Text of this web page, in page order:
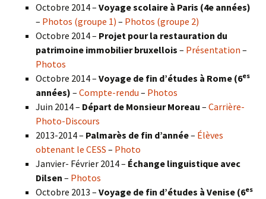
Octobre 2014 – Voyage scolaire à Paris (4e années)
– Photos (groupe 1) – Photos (groupe 2)
Octobre 2014 – Projet pour la restauration du
patrimoine immobilier bruxellois – Présentation –
Photos
Octobre 2014 – Voyage de fin d’études à Rome (6es
années) – Compte-rendu – Photos
Juin 2014 – Départ de Monsieur Moreau – Carrière-
Photo-Discours
2013-2014 – Palmarès de fin d’année– Élèves
obtenant le CESS – Photo
Janvier- Février 2014 – Échange linguistique avec
Dilsen – Photos
Octobre 2013 – Voyage de fin d’études à Venise (6es